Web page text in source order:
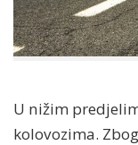
U nižim
kolovozima.